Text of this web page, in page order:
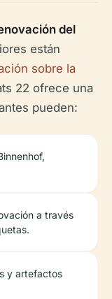
del
están
sobre la
22 ofrece una
pueden:
a través
y artefactos